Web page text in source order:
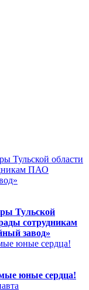
Тульской
сотрудникам
завод»
юные сердца!